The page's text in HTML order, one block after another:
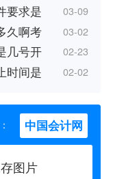
要求是 03-09
久啊考 03-02
几号开 02-23
时间是 02-02
中国会计网
图片